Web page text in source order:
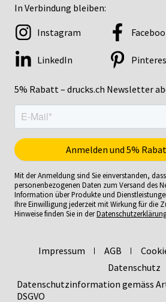
In Verbindung bleiben:
5% Rabatt – drucks.ch Newsletter
Instagram
LinkedIn
Mit der Anmeldung sind Sie einverstanden,
personenbezogenen Daten zum Versand des
Information über Produkte und
Ihre Einwilligung jederzeit mit Wirkung für die
Hinweise finden Sie in der
Impressum AGB
Datenschutz
Datenschutzinformation gemäss
DSGVO